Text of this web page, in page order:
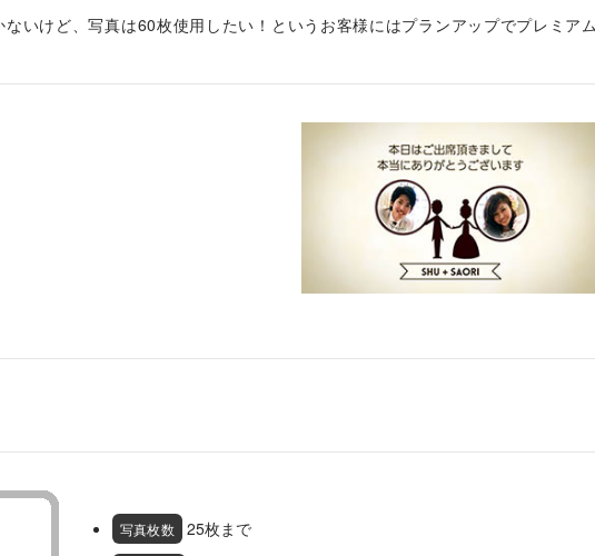
いけど、写真は60枚使用したい！というお客様にはプランアップでプレミアム
写真枚数 25枚まで